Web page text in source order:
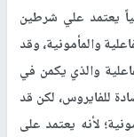
يعتمد علي شرطين
والمأمونية، وقد
والذي يكمن في
للفايروس، لكن قد
لأنه يعتمد على